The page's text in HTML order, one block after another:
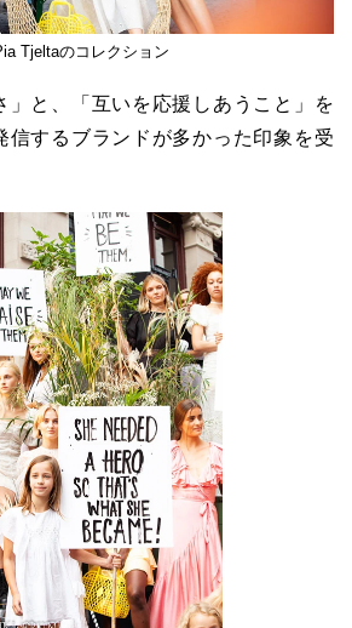
Tjeltaのコレクション
」と、「互いを応援しあうこと」を
信するブランドが多かった印象を受